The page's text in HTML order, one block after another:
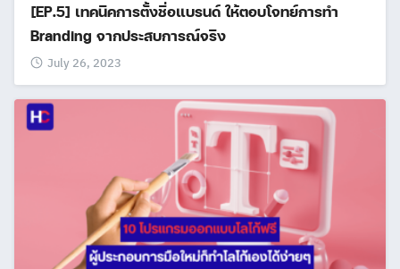
[EP.5] เทคนิคการตั้งชื่อแบรนด์ ให้ตอบโจทย์การทำ
Branding จากประสบการณ์จริง
July 26, 2023